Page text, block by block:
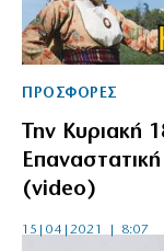
ΠΡΟΣΦΟΡΕΣ
Την Κυριακή
(video)
15|04|2021 | 8:07